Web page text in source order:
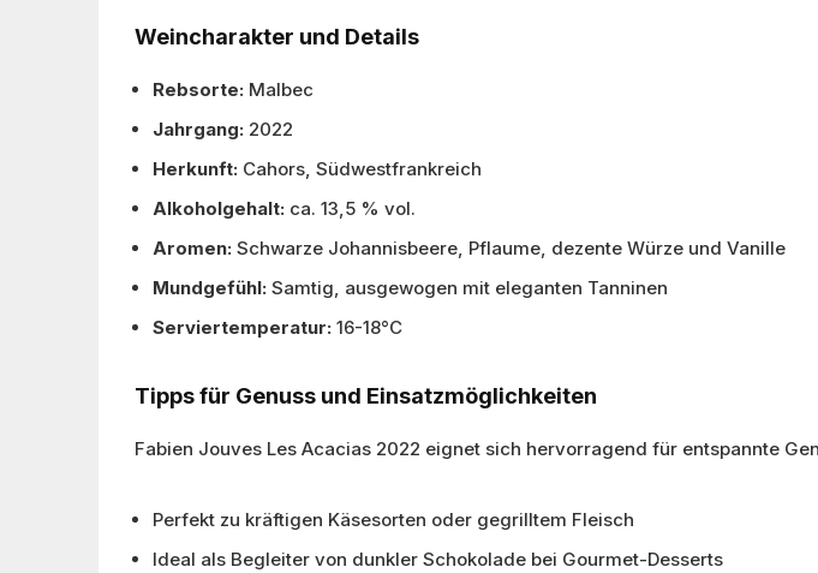
Weincharakter und Details
Rebsorte: Malbec
Jahrgang: 2022
Herkunft: Cahors, Südwestfrankreich
Alkoholgehalt: ca. 13,5 % vol.
Aromen: Schwarze Johannisbeere, Pflaume, dezente Würze und Vanille
Mundgefühl: Samtig, ausgewogen mit eleganten Tanninen
Serviertemperatur: 16-18°C
Tipps für Genuss und Einsatzmöglichkeiten
Fabien Jouves Les Acacias 2022 eignet sich hervorragend für entspannte
Perfekt zu kräftigen Käsesorten oder gegrilltem Fleisch
Ideal als Begleiter von dunkler Schokolade bei Gourmet-Desserts